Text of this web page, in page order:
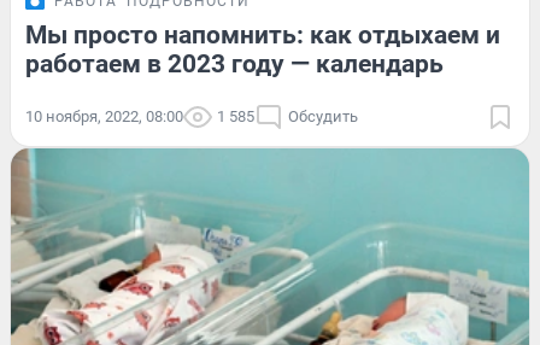
Мы просто напомнить: как отдыхаем и
работаем в 2023 году — календарь
10 ноября, 2022, 08:00 1 585 Обсудить